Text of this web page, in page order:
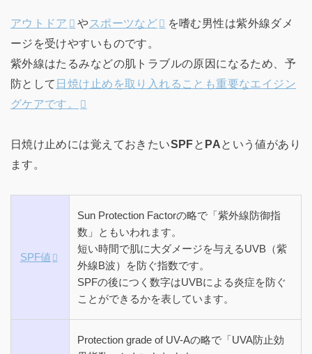
アウトドア やスポーツなど
を嗜む男性は紫外線ダメ
ージを受けやすいものです。
紫外線はたるみなどの肌トラブルの原因になるため、予
防として 日焼け止めを取り入れることも重要なエイジン
グケアです。
日焼け止めには覚えておきたいSPFと PAという値があり
ます。
SPF値
Sun Protection Factorの略で「紫外線防御指
数」ともいわれます。
短い時間で肌に大ダメージを与えるUVB（紫
外線B波）を防ぐ指数です。
SPFの後につく数字はUVBによる炎症を防ぐ
ことができるかを表しています。
Protection grade of UV-Aの略で「UVA防止効